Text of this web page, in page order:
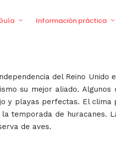
Información práctica
del Reino
su mejor aliado.
y playas perfectas. El
temporada de huracanes.
de aves.